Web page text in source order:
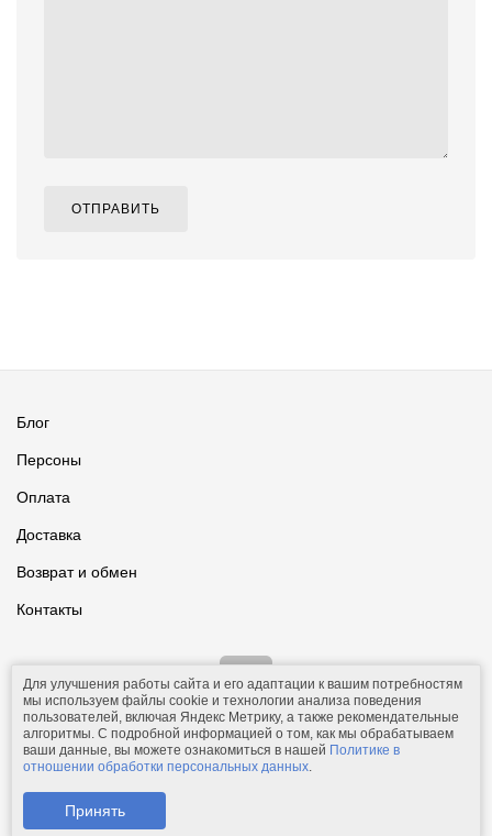
ОТПРАВИТЬ
Блог
Персоны
Оплата
Доставка
Возврат и обмен
Контакты
© 2011-2026.Comfolio.ru— интернет-магазин текстиля и товаров
для дома.
Для улучшения работы сайта и его адаптации к вашим потребностям
мы используем файлы cookie и технологии анализа поведения
пользователей, включая Яндекс Метрику, а также рекомендательные
алгоритмы. С подробной информацией о том, как мы обрабатываем
ваши данные, вы можете ознакомиться в нашей Политике в
отношении обработки персональных данных.
Принять